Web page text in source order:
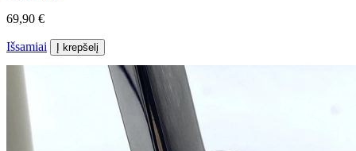
69,90 €
Išsamiai Į krepšelį